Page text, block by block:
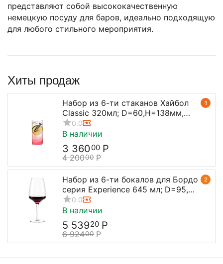
представляют собой высококачественную
немецкую посуду для баров, идеально подходящую
для любого стильного мероприятия.
Хиты продаж
1
Набор из 6-ти стаканов Хайбол
Classic 320мл; D=60,H=138мм,
Stolzle
0.0
В наличии
3 36000 Р
4 20000 Р
2
Набор из 6-ти бокалов для Бордо
серия Experience 645 мл; D=95,
H=238 мм, Stolzle
0.0
В наличии
5 53920 Р
6 92400 Р